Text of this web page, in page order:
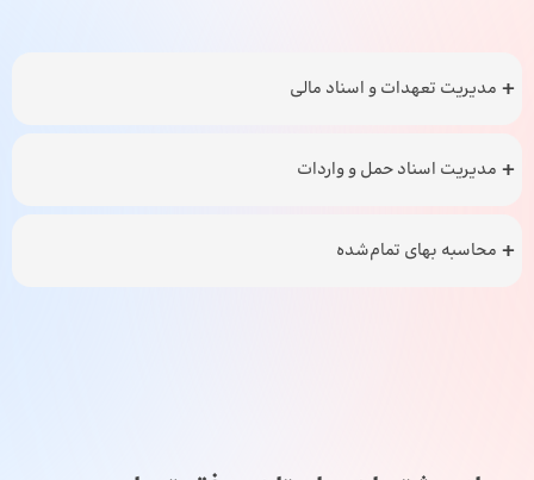
مدیریت تعهدات و اسناد مالی
مدیریت اسناد حمل و واردات
محاسبه بهای تمام‌شده